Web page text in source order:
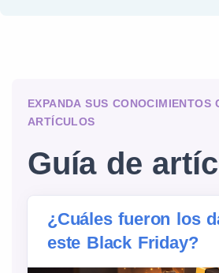
EXPANDA SUS CONOCIMIENTOS
ARTÍCULOS
Guía de
¿Cuáles fueron los
este Black Friday?